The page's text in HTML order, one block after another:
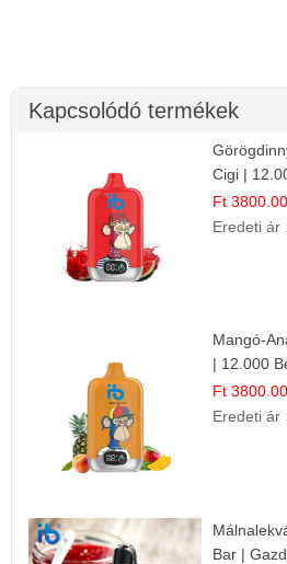
Kapcsolódó termékek
Cigi |
Íz
Ft 3800.00
Eredeti ár
Mangó-
| 12.000
Gyümölcs
Ft 3800.00
Eredeti ár
Bar |